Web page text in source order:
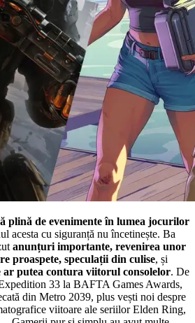
plină de evenimente în lumea jocurilor
acesta cu siguranță nu încetinește. Ba
anunțuri importante, revenirea unor
proaspete, speculații din culise, și
ar putea contura viitorul consolelor. De
33 la BAFTA Games Awards,
din Metro 2039, plus vești noi despre
viitoare ale seriilor Elden Ring,